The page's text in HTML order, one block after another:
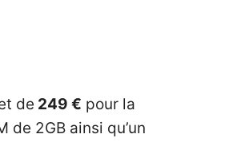
de 249 € pour la
2GB ainsi qu’un